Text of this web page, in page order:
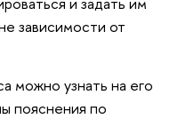
зависимости от
можно узнать на его
пояснения по